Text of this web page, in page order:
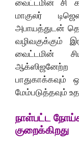
மாகுலர்
அபாயத்துடன்
வைட்டமின்
மேம்படுத்தவும்
நாள்பட்ட
குறைக்கிறது